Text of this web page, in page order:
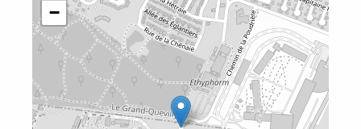
−